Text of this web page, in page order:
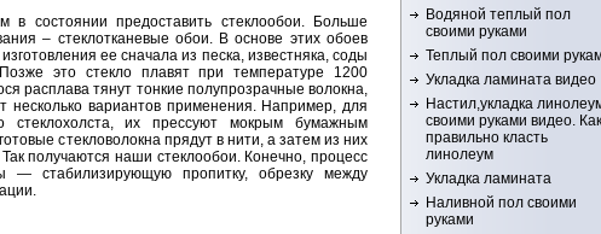
в состоянии предоставить стеклообои. Больше
– стеклотканевые обои. В основе этих обоев
ее сначала из песка, известняка, соды
это стекло плавят при температуре 1200
расплава тянут тонкие полупрозрачные волокна,
несколько вариантов применения. Например, для
стеклохолста, их прессуют мокрым бумажным
стекловолокна прядут в нити, а затем из них
получаются наши стеклообои. Конечно, процесс
— стабилизирующую пропитку, обрезку между
Водяной теплый пол
своими руками
Теплый пол своими
Укладка ламината видео
Настил,укладка
своими руками видео. Как
правильно класть
линолеум
Укладка ламината
Наливной пол своими
руками